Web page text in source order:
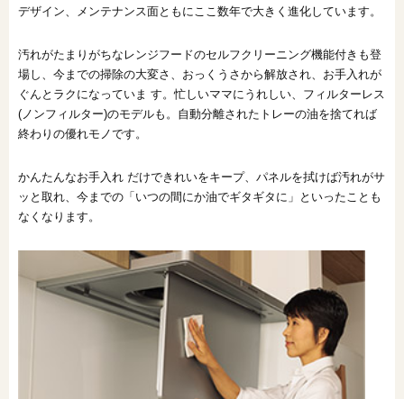
デザイン、メンテナンス面ともにここ数年で大きく進化しています。
汚れがたまりがちなレンジフードのセルフクリーニング機能付きも登
場し、今までの掃除の大変さ、おっくうさから解放され、お手入れが
ぐんとラクになっていま す。忙しいママにうれしい、フィルターレス
(ノンフィルター)のモデルも。自動分離されたトレーの油を捨てれば
終わりの優れモノです。
かんたんなお手入れ だけできれいをキープ、パネルを拭けば汚れがサ
ッと取れ、今までの「いつの間にか油でギタギタに」といったことも
なくなります。